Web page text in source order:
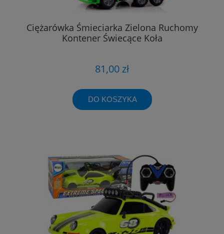
Ciężarówka Śmieciarka Zielona Ruchomy
Kontener Świecące Koła
81,00 zł
DO KOSZYKA